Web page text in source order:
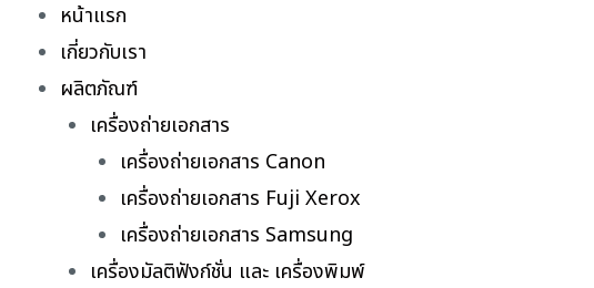
หน้าแรก
เกี่ยวกับเรา
ผลิตภัณฑ์
เครื่องถ่ายเอกสาร
เครื่องถ่ายเอกสาร Canon
เครื่องถ่ายเอกสาร Fuji Xerox
เครื่องถ่ายเอกสาร Samsung
เครื่องมัลติฟังก์ชั่น และ เครื่องพิมพ์